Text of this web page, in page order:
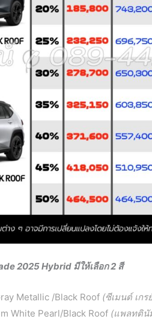
2025 Hybrid มีให้เลือก 2 สี
Metallic /Black Roof (ซีเมนต์ เกร
White Pearl/Black Roof (แพลทตินั